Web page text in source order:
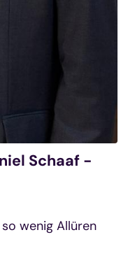
Schaaf -
wenig Allüren